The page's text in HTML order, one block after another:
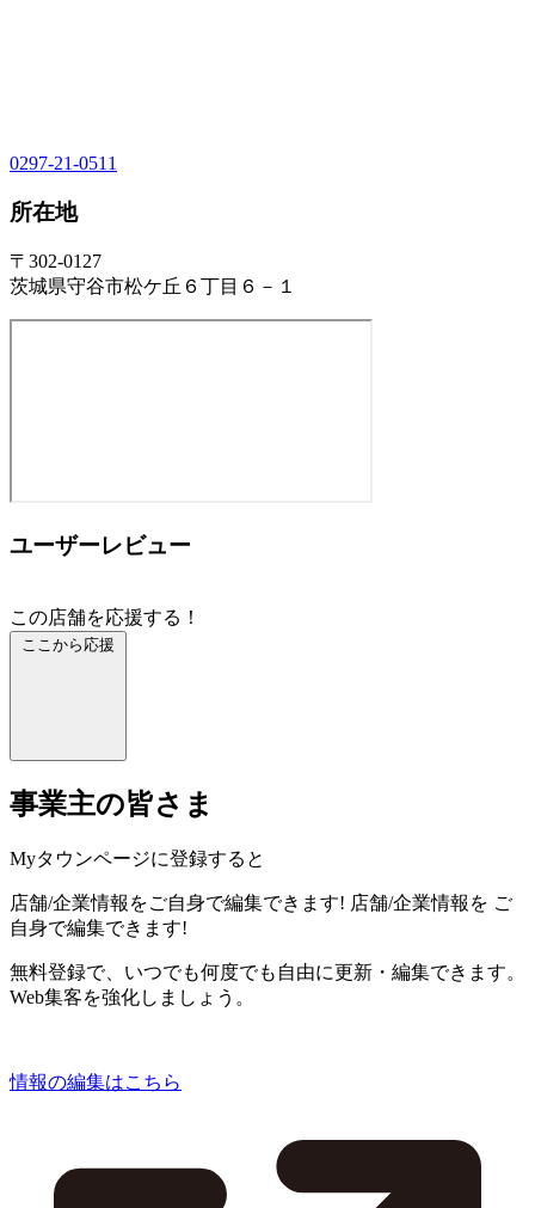
0297-21-0511
所在地
〒302-0127
茨城県守谷市松ケ丘６丁目６－１
ユーザーレビュー
この店舗を応援する！
ここから応援
事業主の皆さま
Myタウンページに登録すると
店舗/企業情報をご自身で編集できます! 店舗/企業情報を ご
自身で編集できます!
無料登録で、いつでも何度でも自由に更新・編集できます。
Web集客を強化しましょう。
情報の編集はこちら